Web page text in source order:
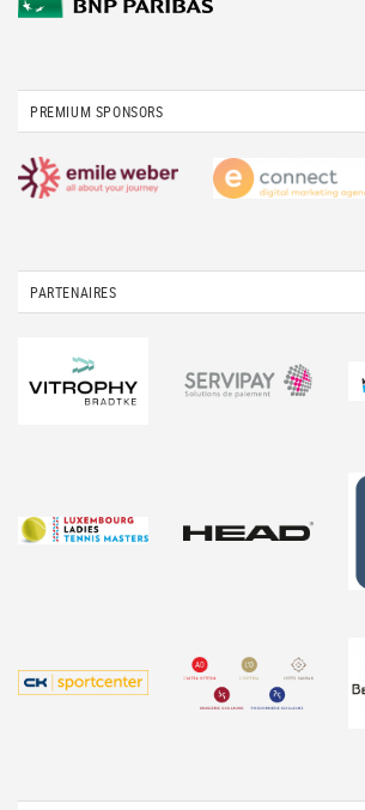
PREMIUM SPONSORS
PARTENAIRES